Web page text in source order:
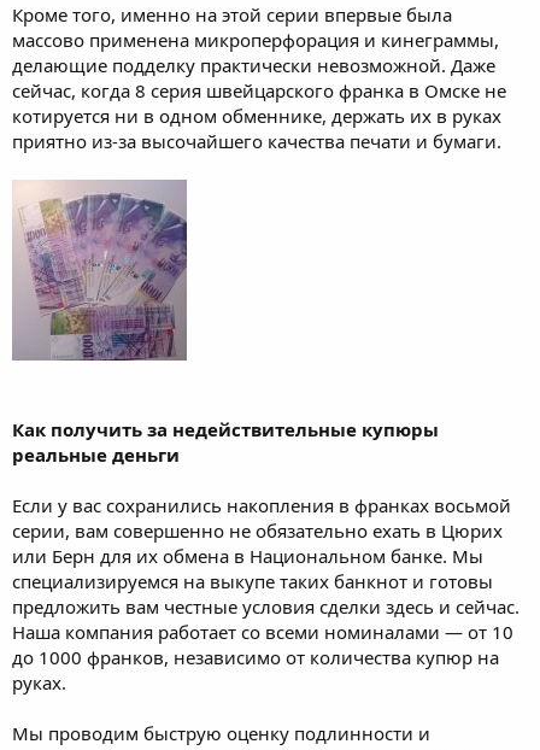
Кроме того, именно на этой серии впервые была
массово применена микроперфорация и кинеграммы,
делающие подделку практически невозможной. Даже
сейчас, когда 8 серия швейцарского франка в Омске не
котируется ни в одном обменнике, держать их в руках
приятно из-за высочайшего качества печати и бумаги.
Как получить за недействительные купюры
реальные деньги
Если у вас сохранились накопления в франках восьмой
серии, вам совершенно не обязательно ехать в Цюрих
или Берн для их обмена в Национальном банке. Мы
специализируемся на выкупе таких банкнот и готовы
предложить вам честные условия сделки здесь и сейчас.
Наша компания работает со всеми номиналами — от 10
до 1000 франков, независимо от количества купюр на
руках.
Мы проводим быструю оценку подлинности и